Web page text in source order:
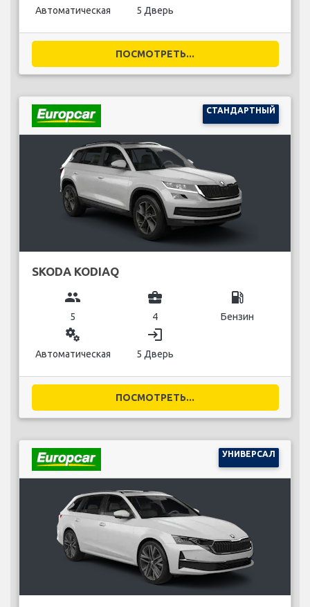
Автоматическая 5 Дверь
ПОСМОТРЕТЬ...
СТАНДАРТНЫЙ
SKODA KODIAQ
group
5
business_center
4
local_gas_station
Бензин
miscellaneous_services
Автоматическая
login
5 Дверь
ПОСМОТРЕТЬ...
УНИВЕРСАЛ